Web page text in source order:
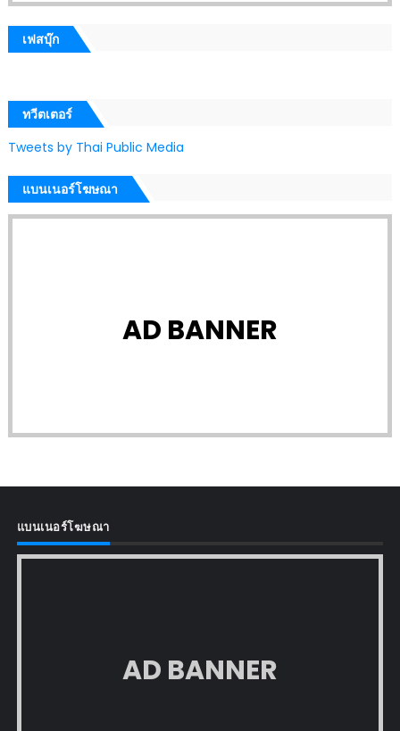
เฟสบุ๊ก
ทวีตเตอร์
Tweets by Thai Public Media
แบนเนอร์โฆษณา
AD BANNER
แบนเนอร์โฆษณา
AD BANNER